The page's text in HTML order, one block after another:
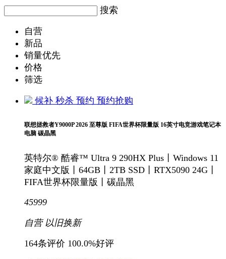
搜索
自营
新品
销量优先
价格
筛选
候补 秒杀 预约 预约抢购
联想拯救者Y9000P 2026 至尊版 FIFA世界杯限量版 16英寸电竞游戏笔记本
电脑 碳晶黑
英特尔® 酷睿™ Ultra 9 290HX Plus丨Windows 11
家庭中文版丨64GB丨2TB SSD丨RTX5090 24G丨
FIFA世界杯限量版丨碳晶黑
45999
自营 以旧换新
164条评价 100.0%好评